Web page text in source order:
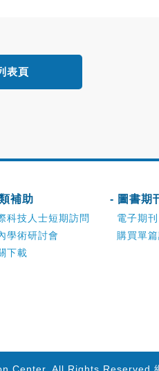
表頁
補助
科技人士短期訪問
學術研討會
下載
- 圖書期
電子期刊
購買單